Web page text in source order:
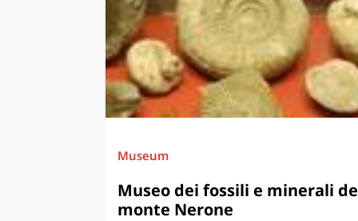
Museum
Museo dei fossili e minerali
monte Nerone